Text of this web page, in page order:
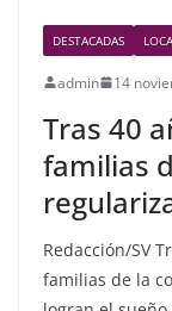
o
o
k
DESTACADAS
admin 14
Tras 40
familias
Redacción/SV
familias de la